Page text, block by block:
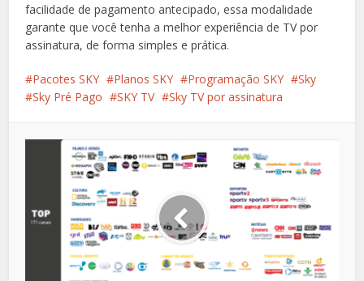
facilidade de pagamento antecipado, essa modalidade
garante que você tenha a melhor experiência de TV por
assinatura, de forma simples e prática.
Pacotes SKY Planos SKY Programação SKY
Sky
Sky Pré Pago
SKY TV Sky TV por assinatura